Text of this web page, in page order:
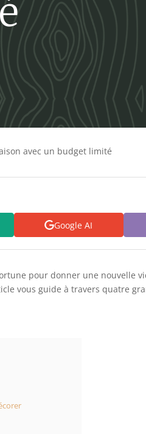
avec un budget limité
Google AI
pour donner une nouvelle
vous guide à travers quatre